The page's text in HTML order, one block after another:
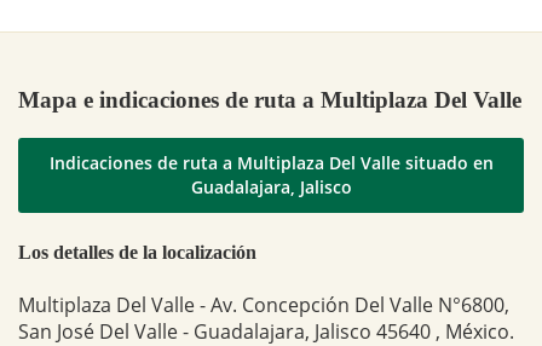
Mapa e indicaciones de ruta a Multiplaza Del Valle
Indicaciones de ruta a Multiplaza Del Valle situado en
Guadalajara, Jalisco
Los detalles de la localización
Multiplaza Del Valle - Av. Concepción Del Valle N°6800,
San José Del Valle - Guadalajara, Jalisco 45640 , México.